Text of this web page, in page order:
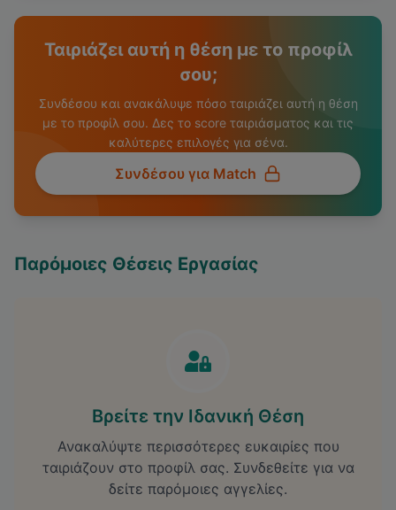
Ταιριάζει αυτή η θέση με το προφίλ
σου;
Συνδέσου και ανακάλυψε πόσο ταιριάζει αυτή η θέση
με το προφίλ σου. Δες το score ταιριάσματος και τις
καλύτερες επιλογές για σένα.
Συνδέσου για Match
Παρόμοιες Θέσεις Εργασίας
Βρείτε την Ιδανική Θέση
Ανακαλύψτε περισσότερες ευκαιρίες που
ταιριάζουν στο προφίλ σας. Συνδεθείτε για να
δείτε παρόμοιες αγγελίες.